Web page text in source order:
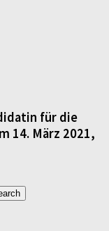
für die
14. März 2021,